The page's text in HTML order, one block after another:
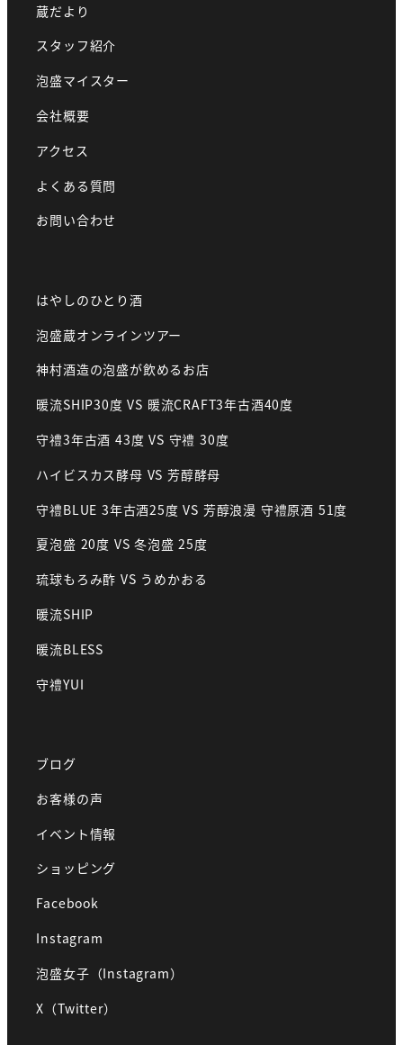
蔵だより
スタッフ紹介
泡盛マイスター
会社概要
アクセス
よくある質問
お問い合わせ
はやしのひとり酒
泡盛蔵オンラインツアー
神村酒造の泡盛が飲めるお店
暖流SHIP30度 VS 暖流CRAFT3年古酒40度
守禮3年古酒 43度 VS 守禮 30度
ハイビスカス酵母 VS 芳醇酵母
守禮BLUE 3年古酒25度 VS 芳醇浪漫 守禮原酒 51度
夏泡盛 20度 VS 冬泡盛 25度
琉球もろみ酢 VS うめかおる
暖流SHIP
暖流BLESS
守禮YUI
ブログ
お客様の声
イベント情報
ショッピング
Facebook
Instagram
泡盛女子（Instagram）
X（Twitter）